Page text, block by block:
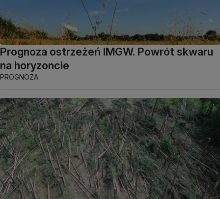
Prognoza ostrzeżeń IMGW. Powrót skwaru
na horyzoncie
PROGNOZA